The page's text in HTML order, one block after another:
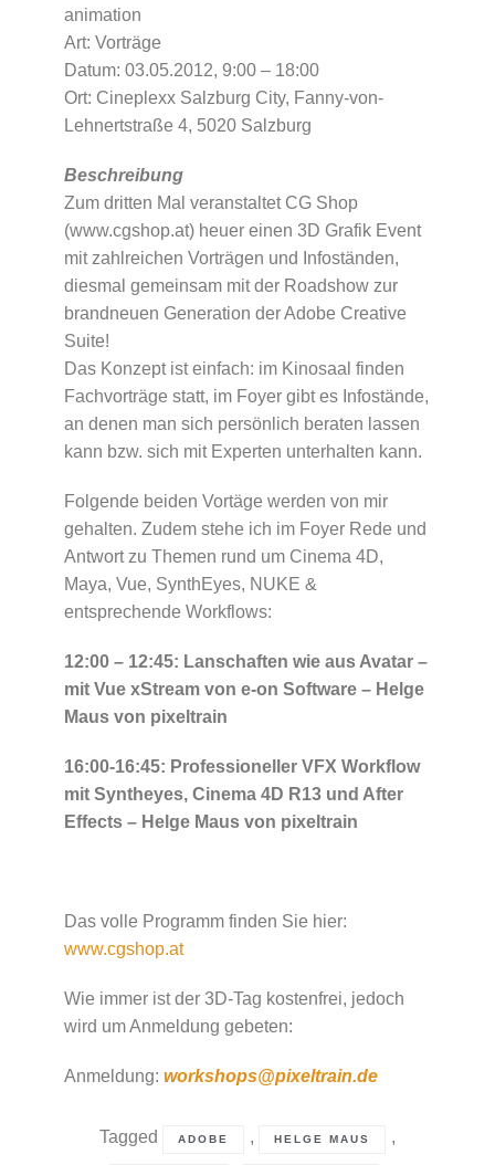
animation
Art: Vorträge
Datum: 03.05.2012, 9:00 – 18:00
Ort: Cineplexx Salzburg City, Fanny‐von‐
Lehnertstraße 4, 5020 Salzburg
Beschreibung
Zum dritten Mal veranstaltet CG Shop
(www.cgshop.at) heuer einen 3D Grafik Event
mit zahlreichen Vorträgen und Infoständen,
diesmal gemeinsam mit der Roadshow zur
brandneuen Generation der Adobe Creative
Suite!
Das Konzept ist einfach: im Kinosaal finden
Fachvorträge statt, im Foyer gibt es Infostände,
an denen man sich persönlich beraten lassen
kann bzw. sich mit Experten unterhalten kann.
Folgende beiden Vortäge werden von mir
gehalten. Zudem stehe ich im Foyer Rede und
Antwort zu Themen rund um Cinema 4D,
Maya, Vue, SynthEyes, NUKE &
entsprechende Workflows:
12:00 – 12:45: Lanschaften wie aus Avatar –
mit Vue xStream von e-on Software – Helge
Maus von pixeltrain
16:00-16:45: Professioneller VFX Workflow
mit Syntheyes, Cinema 4D R13 und After
Effects – Helge Maus von pixeltrain
Das volle Programm finden Sie hier:
www.cgshop.at
Wie immer ist der 3D-Tag kostenfrei, jedoch
wird um Anmeldung gebeten:
Anmeldung: workshops@pixeltrain.de
Tagged ADOBE , HELGE MAUS ,